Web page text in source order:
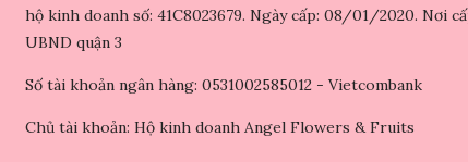
hộ kinh doanh số: 41C8023679. Ngày cấp: 08/01/2020. Nơi
UBND quận 3
Số tài khoản ngân hàng: 0531002585012 - Vietcombank
Chủ tài khoản: Hộ kinh doanh Angel Flowers & Fruits